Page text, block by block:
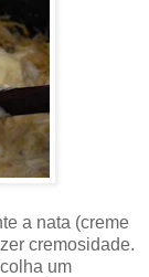
a nata (creme
cremosidade.
um